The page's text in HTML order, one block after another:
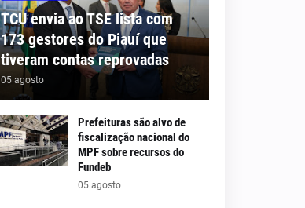
TCU envia ao TSE lista com
173 gestores do Piauí que
tiveram contas reprovadas
05 agosto
Prefeituras são alvo de
fiscalização nacional do
MPF sobre recursos do
Fundeb
05 agosto